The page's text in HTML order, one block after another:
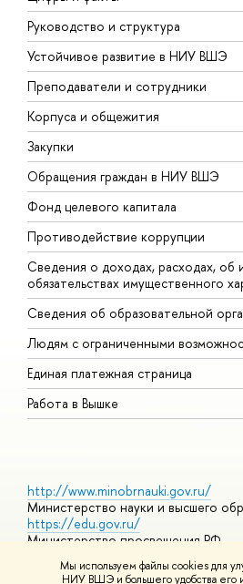
Мы используем файлы cookies для
НИУ ВШЭ и большего удобства его
Руководство и структура
Устойчивое развитие в НИУ ВШЭ
Преподаватели и сотрудники
Корпуса и общежития
Закупки
Обращения граждан в НИУ ВШЭ
Фонд целевого капитала
Противодействие коррупции
Сведения о доходах, расходах, об
обязательствах имущественного
Сведения об образовательной
Людям с ограниченными
Единая платежная страница
Работа в Вышке
http://www.minobrnauki.gov.ru/
Министерство науки и высшего
https://edu.gov.ru/
Министерство просвещения РФ
https://elearning.hse.ru/mooc
Массовые открытые онлайн-курсы